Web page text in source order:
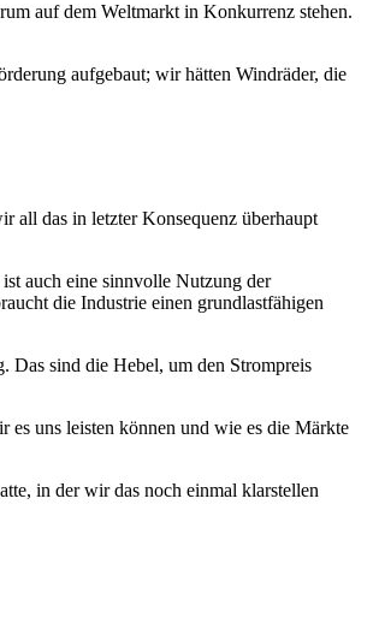
auf dem Weltmarkt in Konkurrenz stehen.
aufgebaut; wir hätten Windräder, die
all das in letzter Konsequenz überhaupt
auch eine sinnvolle Nutzung der
die Industrie einen grundlastfähigen
Das sind die Hebel, um den Strompreis
uns leisten können und wie es die Märkte
in der wir das noch einmal klarstellen